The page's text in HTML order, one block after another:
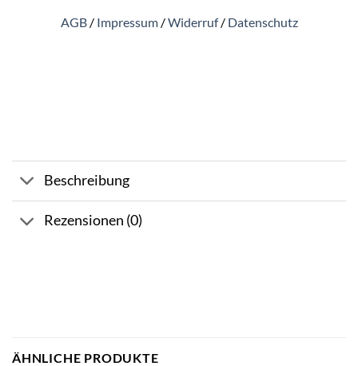
AGB/ Impressum/Widerruf/ Datenschutz
Beschreibung
Rezensionen (0)
ÄHNLICHE PRODUKTE